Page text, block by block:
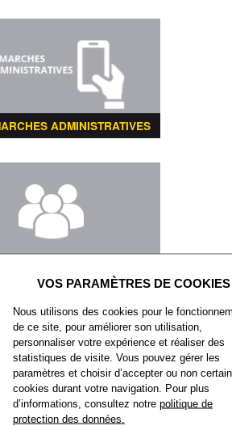
ADMINISTRATIVES
DES ASSOCIATIONS
TRANSPORTS
Nous utilisons des cookies pour le
de ce site, pour améliorer son utilisation,
personnaliser votre expérience et réaliser des
statistiques de visite. Vous pouvez gérer les
paramètres et choisir d’accepter ou non
cookies durant votre navigation. Pour plus
d’informations, consultez notrepolitique de
protection des données.